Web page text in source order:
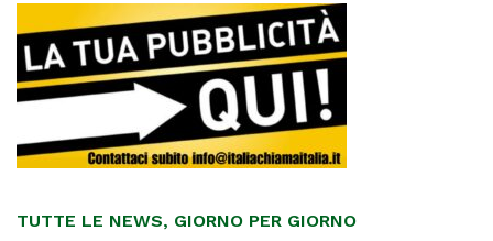
TUTTE LE NEWS, GIORNO PER GIORNO